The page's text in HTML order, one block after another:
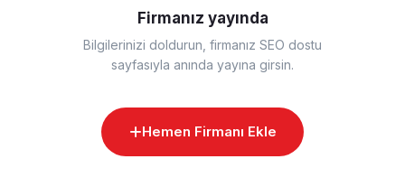
Firmanız yayında
Bilgilerinizi doldurun, firmanız SEO dostu
sayfasıyla anında yayına girsin.
Hemen Firmanı Ekle